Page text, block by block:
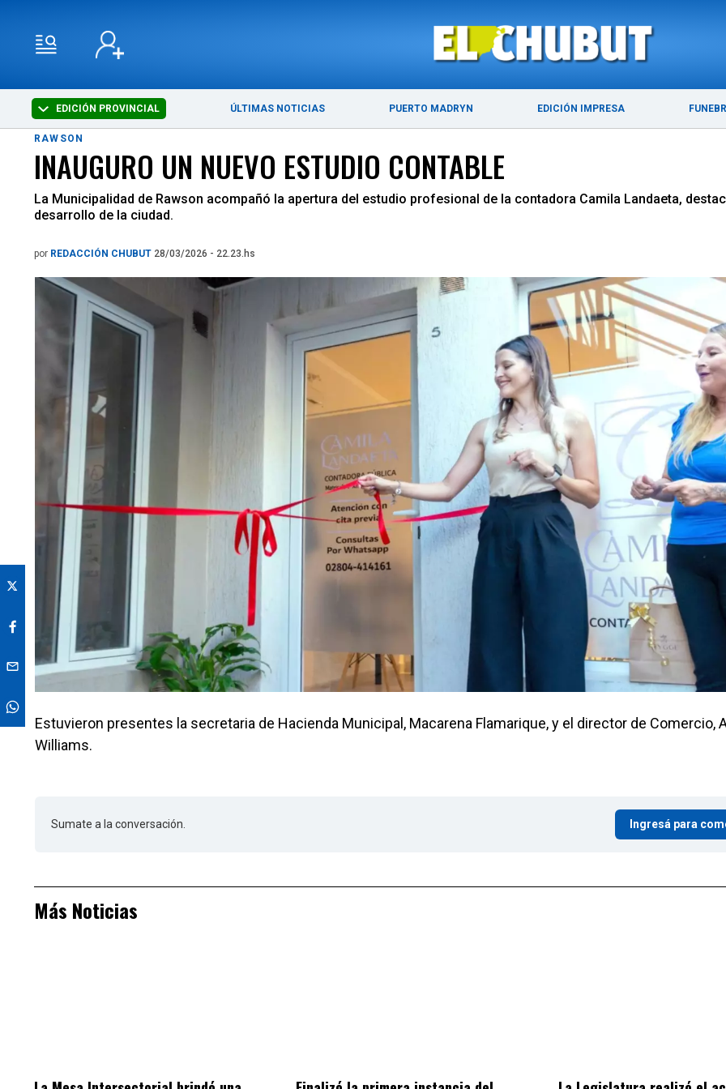
EDICIÓN PROVINCIAL ÚLTIMAS NOTICIAS PUERTO MADRYN EDICIÓN IMPRESA
ÚLTIMAS NOTICIAS PUERTO MADRYN
RAWSON
INAUGURO UN NUEVO ESTUDIO CONTABLE
La Municipalidad de Rawson acompañó la apertura del estudio profesional de la contadora Camila Landaeta,
desarrollo de la ciudad.
por REDACCIÓN CHUBUT 28/03/2026 - 22.23.hs
Estuvieron presentes la secretaria de Hacienda Municipal, Macarena Flamarique, y el director de Comercio,
Williams.
Sumate a la conversación. Ingresá para
Más Noticias